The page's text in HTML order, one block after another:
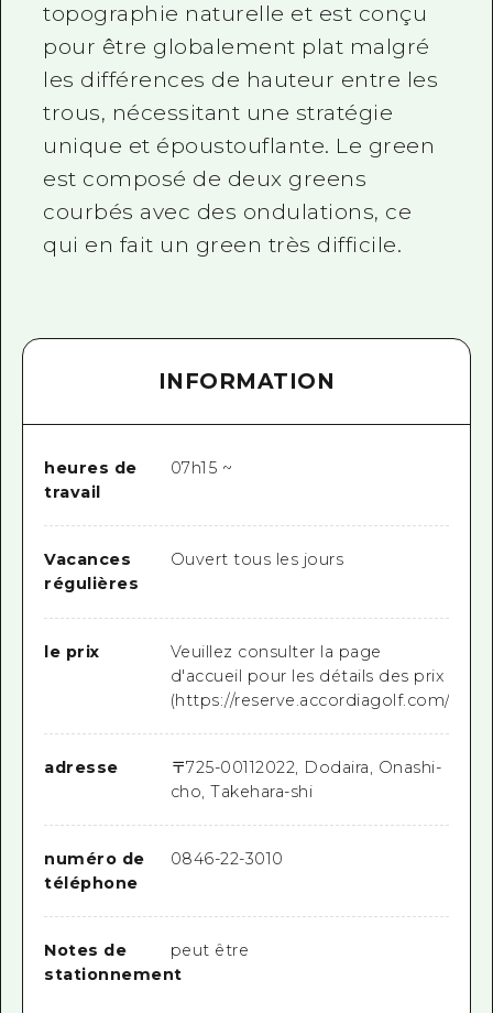
topographie naturelle et est conçu
pour être globalement plat malgré
les différences de hauteur entre les
trous, nécessitant une stratégie
unique et époustouflante. Le green
est composé de deux greens
courbés avec des ondulations, ce
qui en fait un green très difficile.
INFORMATION
heures de
travail
07h15 ~
Vacances
régulières
Ouvert tous les jours
le prix
Veuillez consulter la page
d'accueil pour les détails des prix
(https://reserve.accordiagolf.com/
adresse 〒725-00112022, Dodaira, Onashi-
cho, Takehara-shi
numéro de
téléphone
0846-22-3010
Notes de
stationnement
peut être